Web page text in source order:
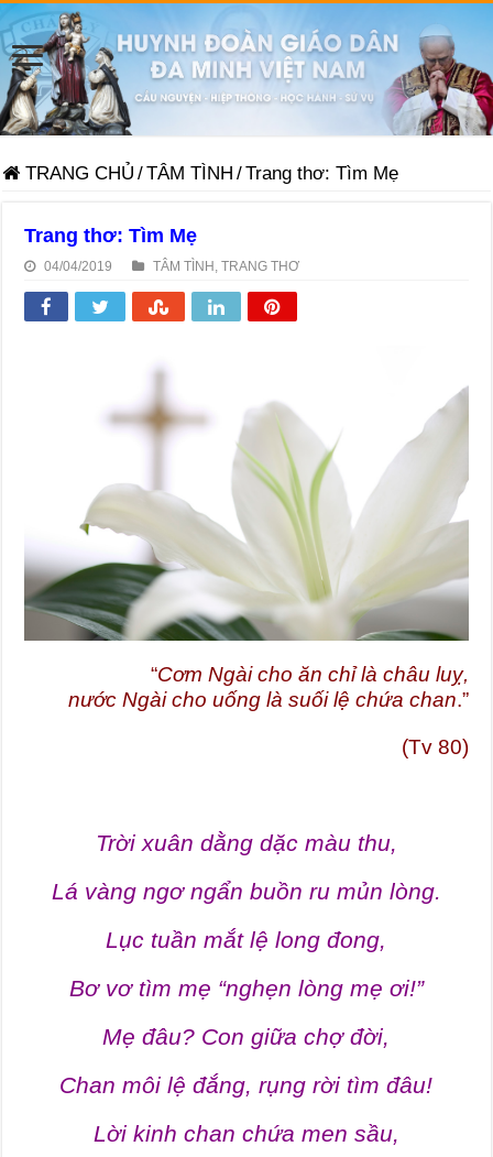
TRANG CHỦ /TÂM TÌNH /Trang thơ: Tìm Mẹ
Trang thơ: Tìm Mẹ
04/04/2019 TÂM TÌNH ,TRANG THƠ
“Cơm Ngài cho ăn chỉ là châu luỵ,
nước Ngài cho uống là suối lệ chứa chan.”
(Tv 80)
Trời xuân dằng dặc màu thu,
Lá vàng ngơ ngẩn buồn ru mủn lòng.
Lục tuần mắt lệ long đong,
Bơ vơ tìm mẹ “nghẹn lòng mẹ ơi!”
Mẹ đâu? Con giữa chợ đời,
Chan môi lệ đắng, rụng rời tìm đâu!
Lời kinh chan chứa men sầu,